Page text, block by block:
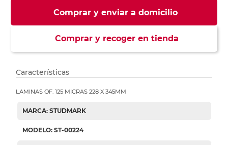
Comprar y enviar a domicilio
Comprar y recoger en tienda
Características
LAMINAS OF. 125 MICRAS 228 X 345MM
MARCA: STUDMARK
MODELO: ST-00224